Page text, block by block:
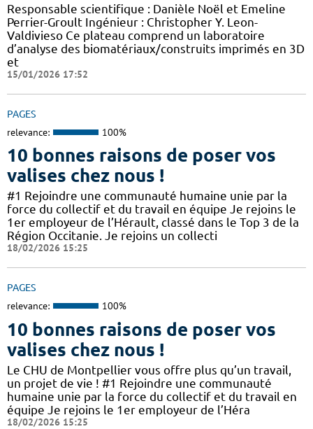
Responsable scientifique : Danièle Noël et Emeline
Perrier-Groult Ingénieur : Christopher Y. Leon-
Valdivieso Ce plateau comprend un laboratoire
d’analyse des biomatériaux/construits imprimés en 3D
et
15/01/2026 17:52
PAGES
relevance: 100%
10 bonnes raisons de poser vos
valises chez nous !
#1 Rejoindre une communauté humaine unie par la
force du collectif et du travail en équipe Je rejoins le
1er employeur de l’Hérault, classé dans le Top 3 de la
Région Occitanie. Je rejoins un collecti
18/02/2026 15:25
PAGES
relevance: 100%
10 bonnes raisons de poser vos
valises chez nous !
Le CHU de Montpellier vous offre plus qu’un travail,
un projet de vie ! #1 Rejoindre une communauté
humaine unie par la force du collectif et du travail en
équipe Je rejoins le 1er employeur de l’Héra
18/02/2026 15:25